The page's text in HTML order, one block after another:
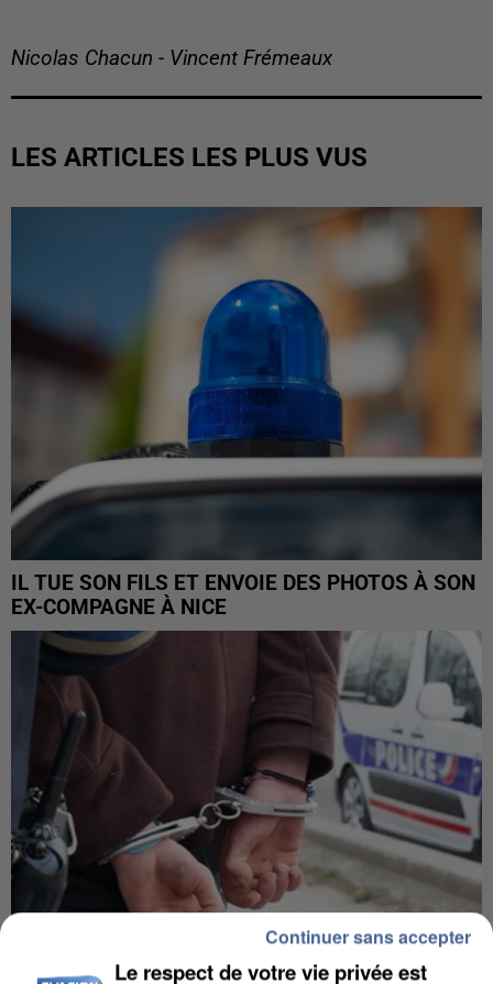
Nicolas Chacun - Vincent Frémeaux
LES ARTICLES LES PLUS VUS
IL TUE SON FILS ET ENVOIE DES PHOTOS À SON
EX-COMPAGNE À NICE
Le respect de votre vie privée est
Continuer sans accepter